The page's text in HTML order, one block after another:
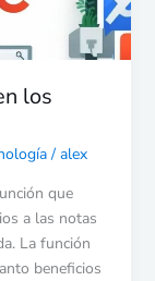
los
/ alex
que
a las notas
La función
beneficios